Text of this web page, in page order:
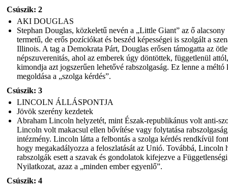
Csúszik: 2
AKI DOUGLAS
Stephan Douglas, közkeletű nevén a „Little Giant” az ő alacsony
termetű, de erős pozíciókat és beszéd képességei is szolgált a
Illinois. A tag a Demokrata Párt, Douglas erősen támogatta az
népszuverenitás, ahol az emberek úgy döntöttek, függetlenül
kimondja azt jogszerűen lehetővé rabszolgaság. Ez lenne a méltó
megoldása a „szolga kérdés”.
Csúszik: 3
LINCOLN ÁLLÁSPONTJA
Jövök szerény kezdetek
Abraham Lincoln helyzetét, mint Észak-republikánus volt anti-
Lincoln volt makacsul ellen bővítése vagy folytatása
intézmény. Lincoln látta a felbontás a szolga kérdés rendkívül
hogy megakadályozza a feloszlatását az Unió. Továbbá, Lincoln
rabszolgák esett a szavak és gondolatok kifejezve a Függetlenségi
Nyilatkozat, azaz a „minden ember egyenlő”.
Csúszik: 4